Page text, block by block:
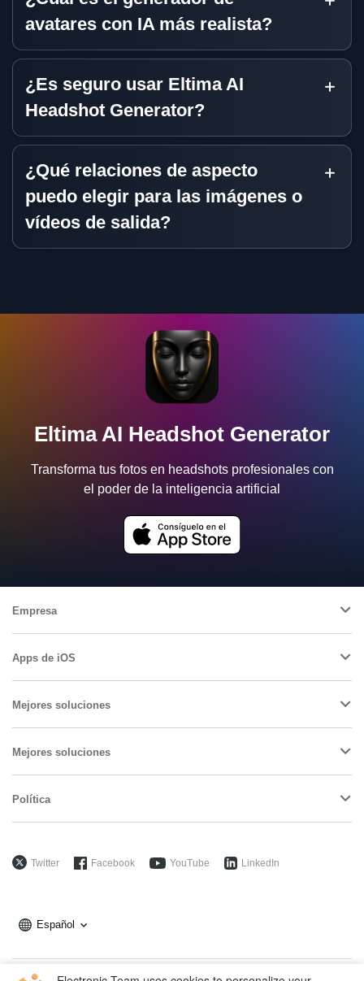
avatares con IA más realista?
¿Es seguro usar Eltima AI
Headshot Generator?
¿Qué relaciones de aspecto
puedo elegir para las imágenes o
vídeos de salida?
Eltima AI Headshot Generator
Transforma tus fotos en headshots profesionales con
el poder de la inteligencia artificial
Empresa
Apps de iOS
Mejores soluciones
Mejores soluciones
Política
Twitter Facebook YouTube LinkedIn
Español